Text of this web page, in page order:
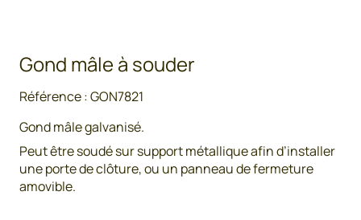
Gond mâle à souder
Référence :GON7821
Gond mâle galvanisé.
Peut être soudé sur support métallique afin d’installer
une porte de clôture, ou un panneau de fermeture
amovible.